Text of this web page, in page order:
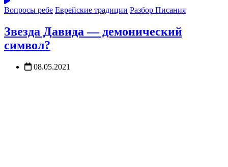
Вопросы ребе Еврейские традиции Разбор Писания
Звезда Давида — демонический
символ?
08.05.2021